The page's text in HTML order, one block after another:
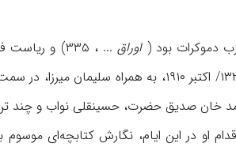
حزب دموکرات بود (اوراق
... ، ۳۳۵) و
خان صدیق ‌حضرت، حسینقلی نواب و چند تن